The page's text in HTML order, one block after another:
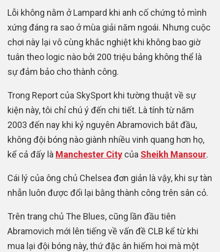
Lỗi không nằm ở Lampard khi anh cố chứng tỏ mình
xứng đáng ra sao ở mùa giải năm ngoái. Nhưng cuộc
chơi này lại vô cùng khắc nghiệt khi không bao giờ
tuân theo logic nào bởi 200 triệu bảng không thể là
sự đảm bảo cho thành công.
Trong Report của SkySport khi tường thuật về sự
kiện này, tôi chỉ chú ý đến chi tiết. Là tính từ năm
2003 đến nay khi kỷ nguyên Abramovich bắt đầu,
không đội bóng nào giành nhiều vinh quang hơn họ,
kể cả đấy là Manchester City của Sheikh Mansour.
Cái lý của ông chủ Chelsea đơn giản là vậy, khi sự tàn
nhẫn luôn được đổi lại bằng thành công trên sân cỏ.
Trên trang chủ The Blues, cũng lần đầu tiên
Abramovich mới lên tiếng về vấn đề CLB kể từ khi
mua lại đội bóng này, thứ đặc ân hiếm hoi mà một